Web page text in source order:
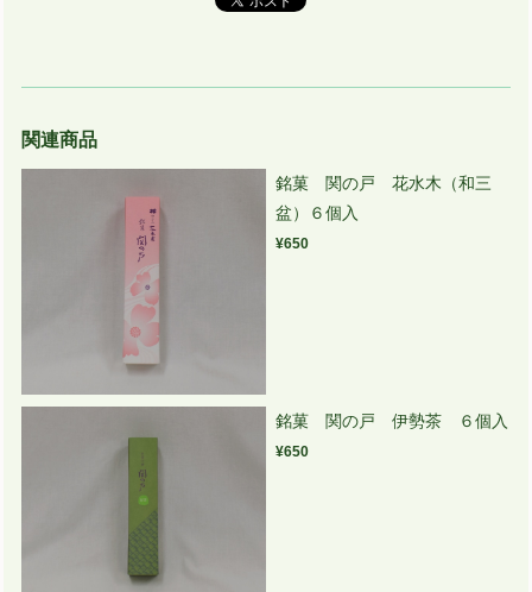
関連商品
銘菓 関の戸 花水木（和三
盆）６個入
¥650
銘菓 関の戸 伊勢茶 ６個入
¥650